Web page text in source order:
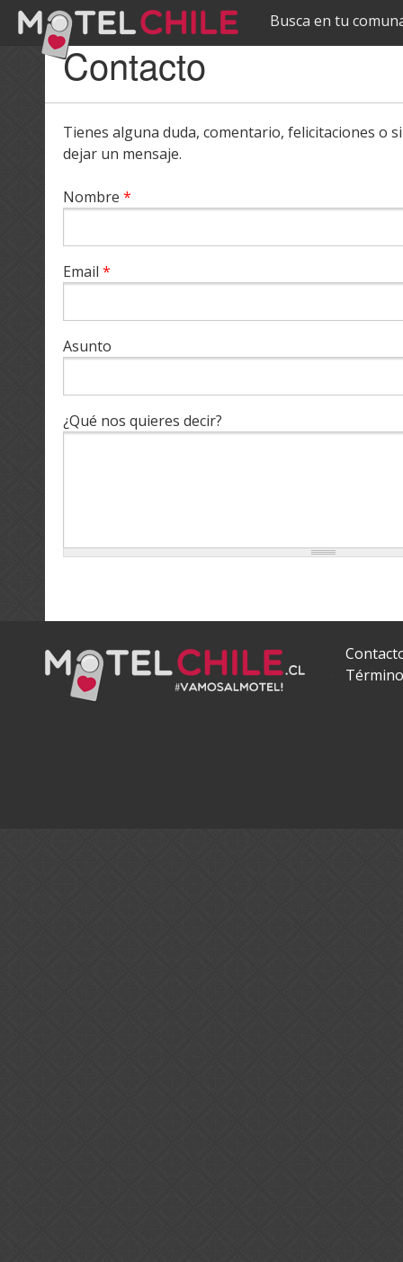
Busca en tu
Pasar al
contenido
principal
Contacto
Tienes alguna duda, comentario, felicitaciones o
dejar un mensaje.
Nombre *
Email *
Asunto
¿Qué nos quieres decir?